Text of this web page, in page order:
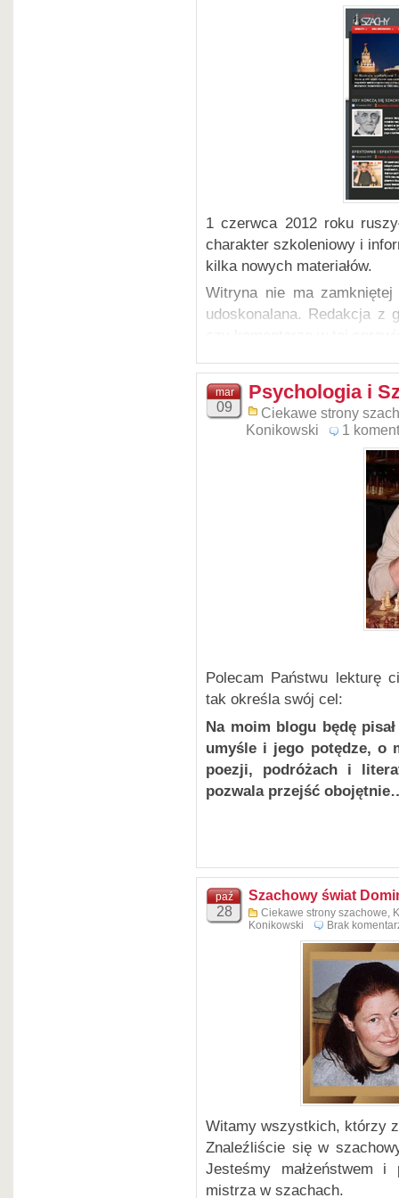
1 czerwca 2012 roku
charakter szkoleniowy i
kilka nowych materiałów.
Witryna nie ma
udoskonalana. Redakcja z
Zapraszamy do
mar
09
Psychologia i
Ciekawe strony
Konikowski
1
Polecam Państwu lekturę
tak określa swój cel:
Na moim blogu będę
umyśle i jego potędze, o
poezji, podróżach i
pozwala przejść
paź
28
Szachowy świat
Ciekawe strony szachowe,
Konikowski
Brak
Witamy wszystkich, którzy
Znaleźliście się w
Jesteśmy małżeństwem i
mistrza w szachach.